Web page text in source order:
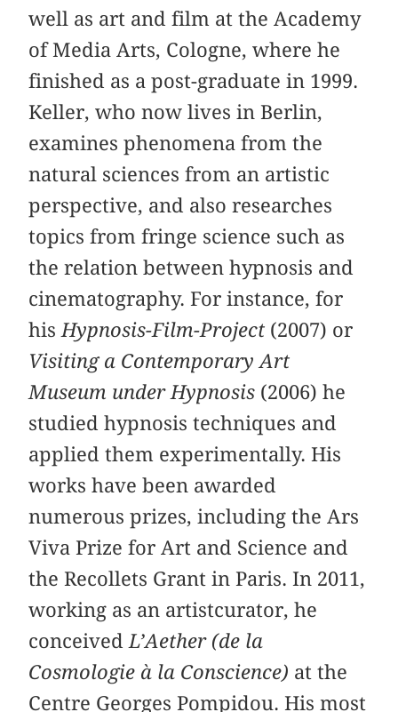
well as art and film at the Academy
of Media Arts, Cologne, where he
finished as a post-graduate in 1999.
Keller, who now lives in Berlin,
examines phenomena from the
natural sciences from an artistic
perspective, and also researches
topics from fringe science such as
the relation between hypnosis and
cinematography. For instance, for
his Hypnosis-Film-Project (2007) or
Visiting a Contemporary Art
Museum under Hypnosis (2006) he
studied hypnosis techniques and
applied them experimentally. His
works have been awarded
numerous prizes, including the Ars
Viva Prize for Art and Science and
the Recollets Grant in Paris. In 2011,
working as an artistcurator, he
conceived L’Aether (de la
Cosmologie à la Conscience) at the
Centre Georges Pompidou. His most